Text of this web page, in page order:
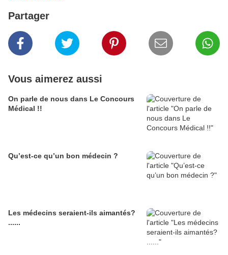
Partager
Vous aimerez aussi
On parle de nous dans Le Concours
Médical !!
Qu’est-ce qu’un bon médecin ?
Les médecins seraient-ils aimantés?
......